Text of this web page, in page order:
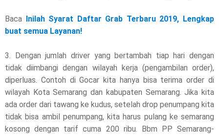
Baca
Inilah Syarat Daftar Grab Terbaru 2019, Lengkap
buat semua Layanan!
3. Dengan jumlah driver yang bertambah tiap hari dengan
tidak diimbangi dengan wilayah kerja (pengambilan order),
diperluas. Contoh di Gocar kita hanya bisa terima order di
wilayah Kota Semarang dan kabupaten Semarang. Jika kita
ada order dari tawang ke kudus, setelah drop penumpang kita
tidak bisa ambil penumpang, kita harus pulang ke semarang
kosong dengan tarif cuma 200 ribu. Bbm PP Semarang-